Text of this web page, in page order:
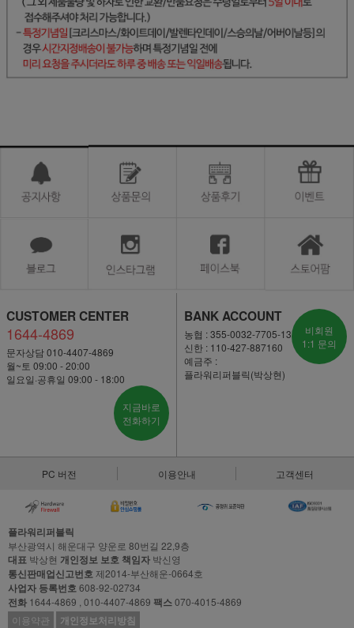
CUSTOMER CENTER
1644-4869
문자상담 010-4407-4869
월~토 09:00 - 20:00
일요일·공휴일 09:00 - 18:00
지금바로
전화하기
BANK ACCOUNT
농협 : 355-0032-7705-13
신한 : 110-427-887160
예금주 :
플라워리퍼블릭(박상현)
비회원
1:1 문의
PC 버전 이용안내 고객센터
플라워리퍼블릭
부산광역시 해운대구 양운로 80번길 22,9층
대표 박상현 개인정보 보호 책임자 박신영
통신판매업신고번호제2014-부산해운-0664호
사업자 등록번호608-92-02734
전화 1644-4869 , 010-4407-4869 팩스070-4015-4869
이용약관
개인정보처리방침